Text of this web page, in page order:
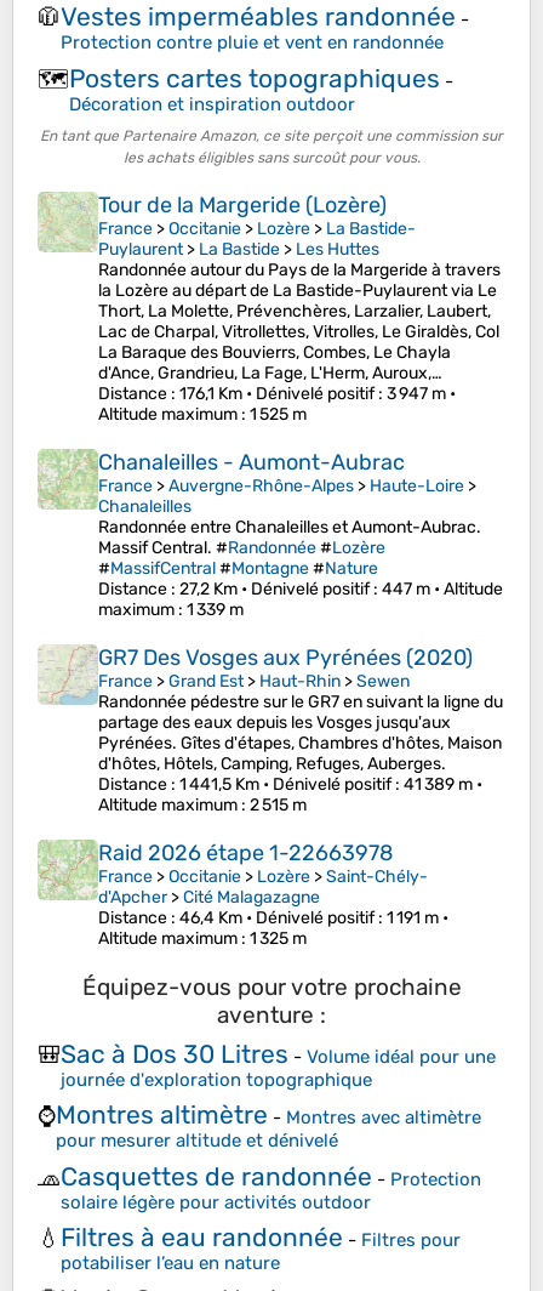
🧥Vestes imperméables randonnée -
Protection contre pluie et vent en randonnée
🗺️Posters cartes topographiques -
Décoration et inspiration outdoor
En tant que Partenaire Amazon, ce site perçoit une commission sur
les achats éligibles sans surcoût pour vous.
Tour de la Margeride (Lozère)
France >Occitanie > Lozère > La Bastide-
Puylaurent> La Bastide > Les Huttes
Randonnée autour du Pays de la Margeride à travers
la Lozère au départ de La Bastide-Puylaurent via Le
Thort, La Molette, Prévenchères, Larzalier, Laubert,
Lac de Charpal, Vitrollettes, Vitrolles, Le Giraldès, Col
La Baraque des Bouvierrs, Combes, Le Chayla
d'Ance, Grandrieu, La Fage, L'Herm, Auroux,…
Distance : 176,1 Km • Dénivelé positif: 3 947 m •
Altitude maximum : 1 525 m
Chanaleilles - Aumont-Aubrac
France >Auvergne-Rhône-Alpes > Haute-Loire >
Chanaleilles
Randonnée entre Chanaleilles et Aumont-Aubrac.
Massif Central. #Randonnée#Lozère
#MassifCentral#Montagne#Nature
Distance : 27,2 Km • Dénivelé positif: 447 m •Altitude
maximum : 1 339 m
GR7 Des Vosges aux Pyrénées (2020)
France >Grand Est> Haut-Rhin >Sewen
Randonnée pédestre sur le GR7 en suivant la ligne du
partage des eaux depuis les Vosges jusqu'aux
Pyrénées. Gîtes d'étapes, Chambres d'hôtes, Maison
d'hôtes, Hôtels, Camping, Refuges, Auberges.
Distance : 1 441,5 Km • Dénivelé positif: 41 389 m •
Altitude maximum : 2 515 m
Raid 2026 étape 1-22663978
France >Occitanie > Lozère >Saint-Chély-
d'Apcher>Cité Malagazagne
Distance : 46,4 Km • Dénivelé positif: 1 191 m •
Altitude maximum : 1 325 m
Équipez-vous pour votre prochaine
aventure :
🎒Sac à Dos 30 Litres - Volume idéal pour une
journée d'exploration topographique
⌚Montres altimètre - Montres avec altimètre
pour mesurer altitude et dénivelé
🧢Casquettes de randonnée - Protection
solaire légère pour activités outdoor
💧 Filtres à eau randonnée - Filtres pour
potabiliser l’eau en nature